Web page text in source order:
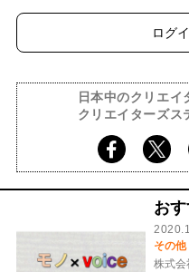
ログ
日本中のクリエ
クリエイターズス
お
その他
株式会